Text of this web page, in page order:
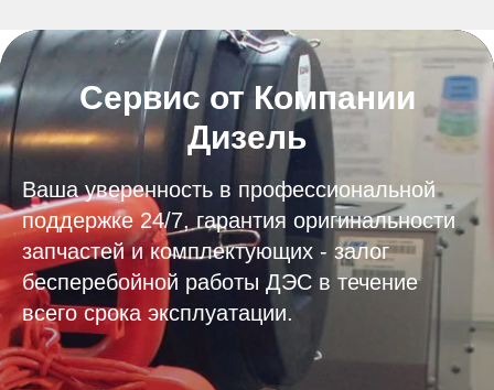
Сервис от Компании
Дизель
Ваша уверенность в профессиональной
поддержке 24/7, гарантия оригинальности
запчастей и комплектующих - залог
бесперебойной работы ДЭС в течение
всего срока эксплуатации.